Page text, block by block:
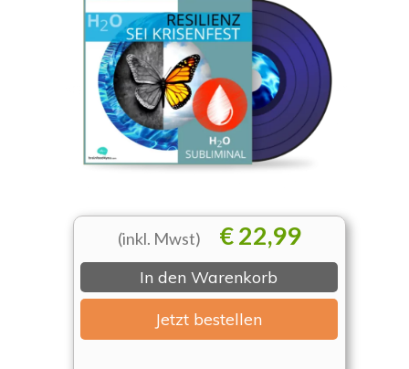
(inkl. Mwst) € 22,99
In den Warenkorb
Jetzt bestellen